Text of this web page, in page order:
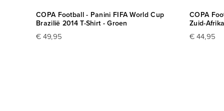
COPA Football - Panini FIFA World Cup
Brazilië 2014 T-Shirt - Groen
€ 49,95
COPA
Zuid-
€ 44,95